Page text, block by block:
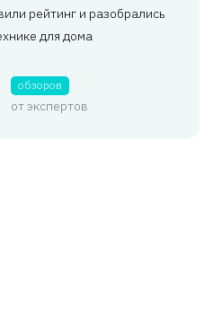
рейтинг и разобрались
для дома
обзоров
от экспертов